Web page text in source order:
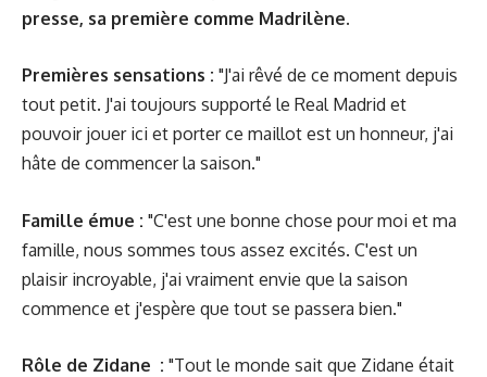
presse, sa première comme Madrilène.
Premières sensations : "J'ai rêvé de ce moment depuis
tout petit. J'ai toujours supporté le Real Madrid et
pouvoir jouer ici et porter ce maillot est un honneur, j'ai
hâte de commencer la saison."
Famille émue : "C'est une bonne chose pour moi et ma
famille, nous sommes tous assez excités. C'est un
plaisir incroyable, j'ai vraiment envie que la saison
commence et j'espère que tout se passera bien."
Rôle de Zidane : "Tout le monde sait que Zidane était